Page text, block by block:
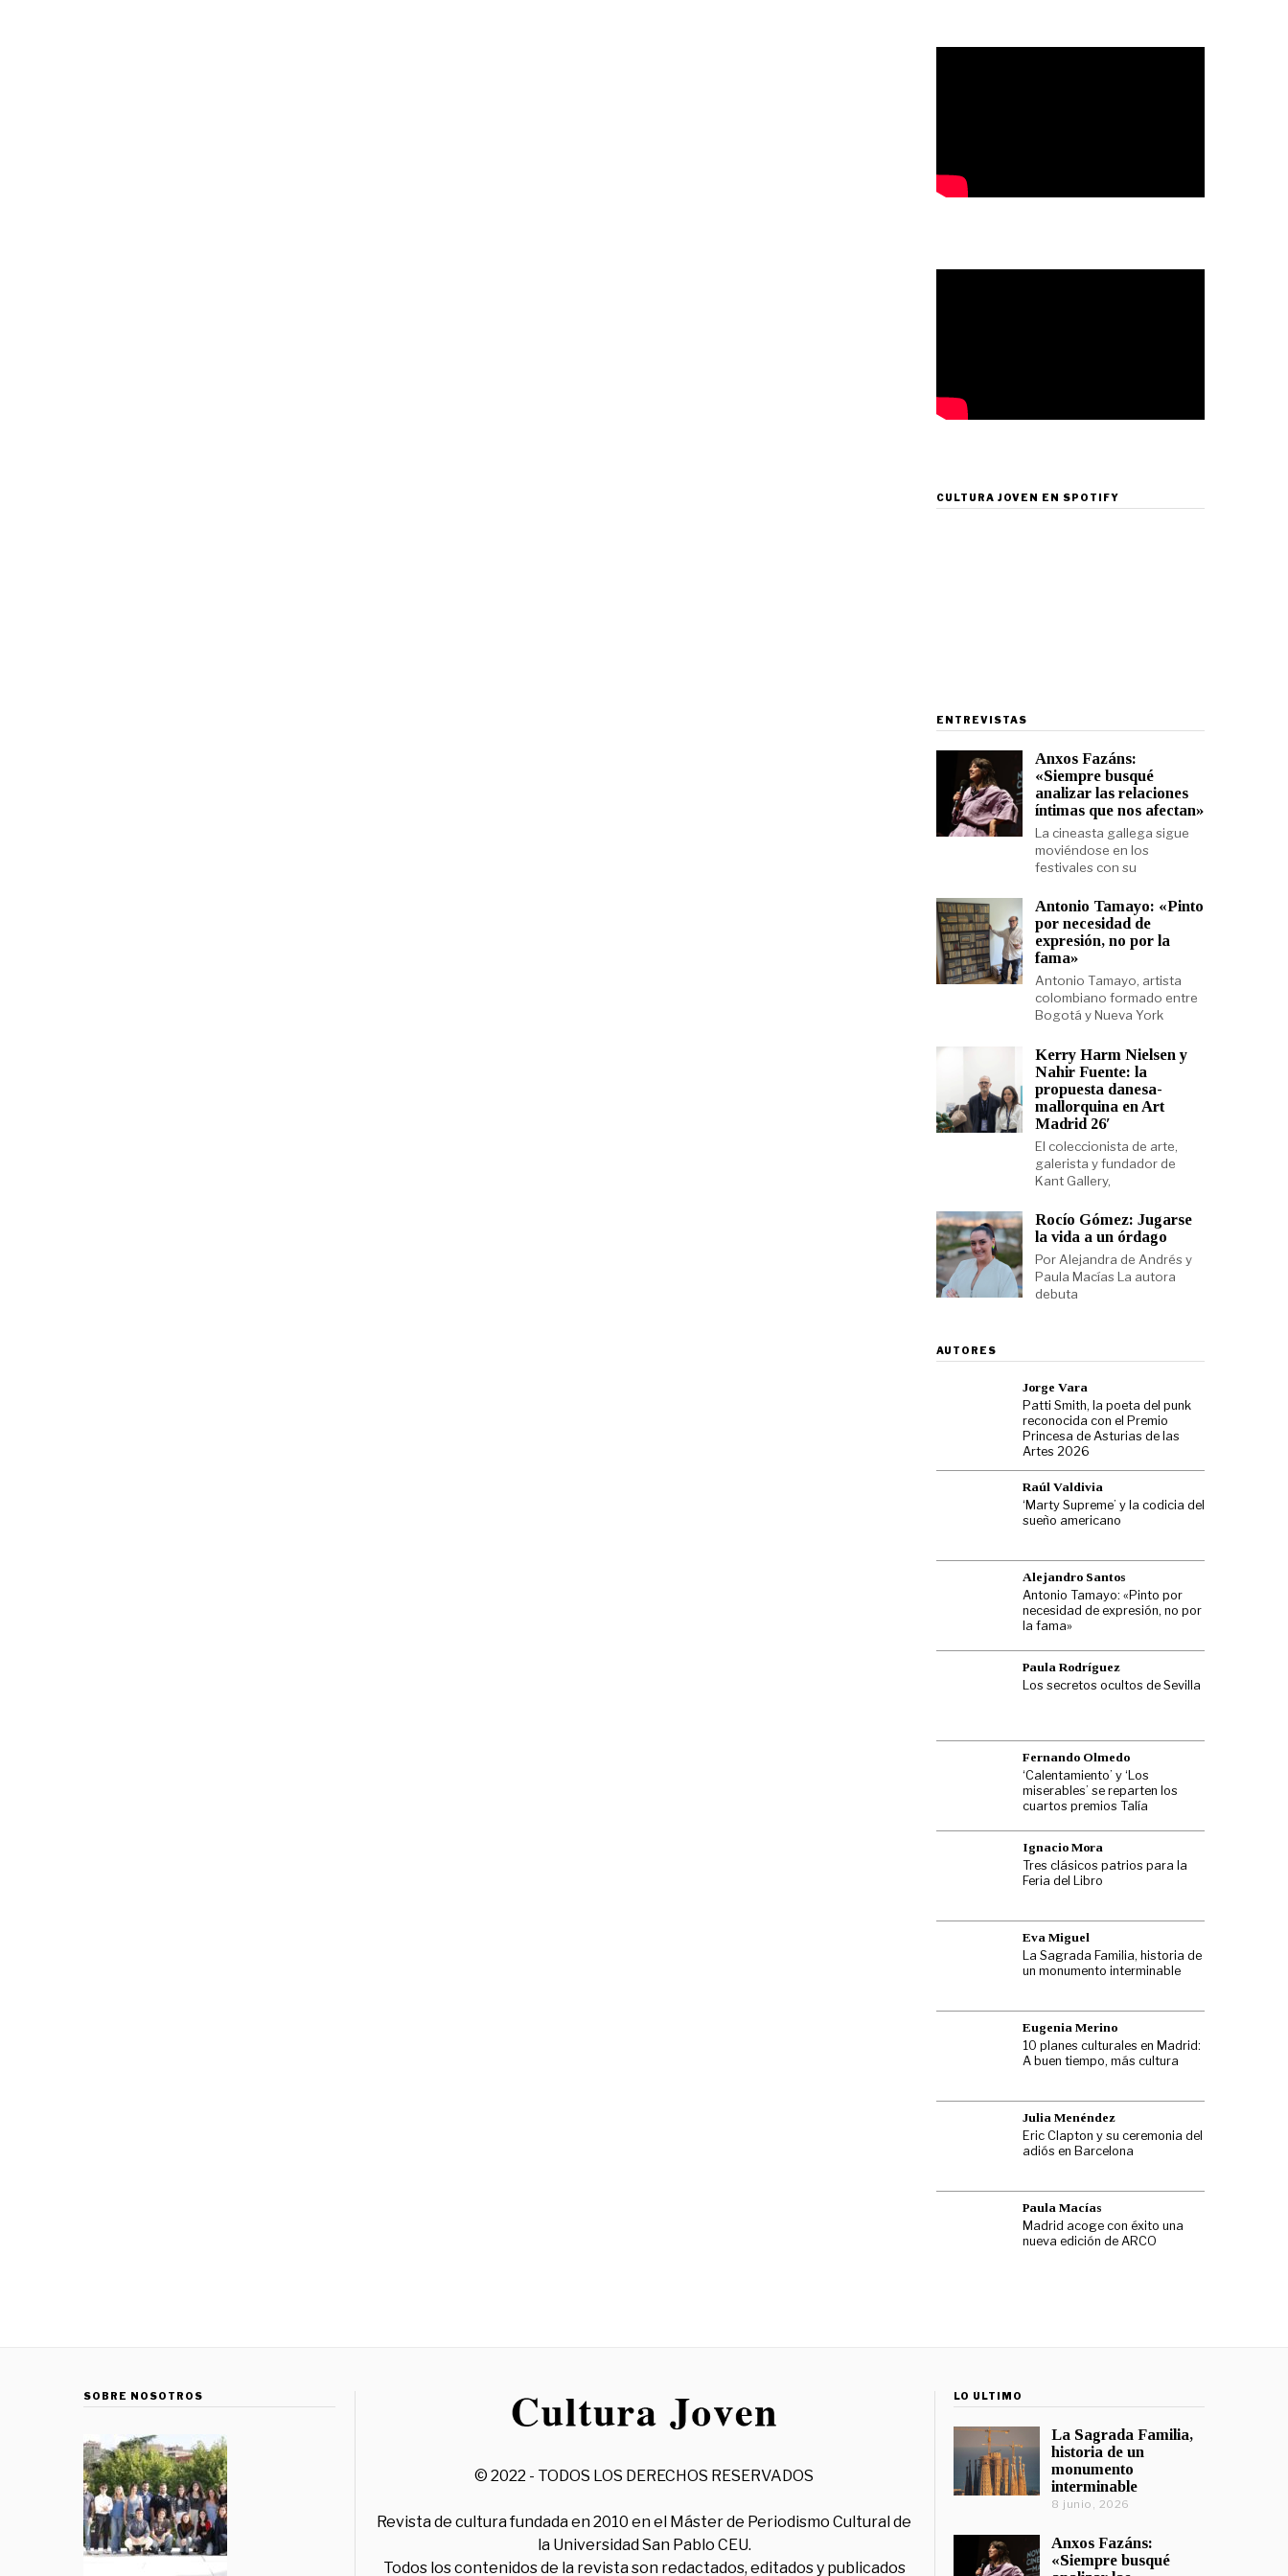
CULTURA JOVEN EN SPOTIFY
ENTREVISTAS
Anxos Fazáns:
«Siempre busqué
analizar las relaciones
íntimas que nos afectan»
La cineasta gallega sigue
moviéndose en los
festivales con su
Antonio Tamayo: «Pinto
por necesidad de
expresión, no por la
fama»
Antonio Tamayo, artista
colombiano formado entre
Bogotá y Nueva York
Kerry Harm Nielsen y
Nahir Fuente: la
propuesta danesa-
mallorquina en Art
Madrid 26′
El coleccionista de arte,
galerista y fundador de
Kant Gallery,
Rocío Gómez: Jugarse
la vida a un órdago
Por Alejandra de Andrés y
Paula Macías La autora
debuta
AUTORES
Jorge Vara
Patti Smith, la poeta del punk
reconocida con el Premio
Princesa de Asturias de las
Artes 2026
Raúl Valdivia
‘Marty Supreme’ y la codicia del
sueño americano
Alejandro Santos
Antonio Tamayo: «Pinto por
necesidad de expresión, no por
la fama»
Paula Rodríguez
Los secretos ocultos de Sevilla
Fernando Olmedo
‘Calentamiento’ y ‘Los
miserables’ se reparten los
cuartos premios Talía
Ignacio Mora
Tres clásicos patrios para la
Feria del Libro
Eva Miguel
La Sagrada Familia, historia de
un monumento interminable
Eugenia Merino
10 planes culturales en Madrid:
A buen tiempo, más cultura
Julia Menéndez
Eric Clapton y su ceremonia del
adiós en Barcelona
Paula Macías
Madrid acoge con éxito una
nueva edición de ARCO
SOBRE NOSOTROS
© 2022 - TODOS LOS DERECHOS RESERVADOS
Revista de cultura fundada en 2010 en el Máster de Periodismo Cultural de
la Universidad San Pablo CEU.
Todos los contenidos de la revista son redactados, editados y publicados
LO ÚLTIMO
La Sagrada Familia,
historia de un
monumento
interminable
8 junio, 2026
Anxos Fazáns:
«Siempre busqué